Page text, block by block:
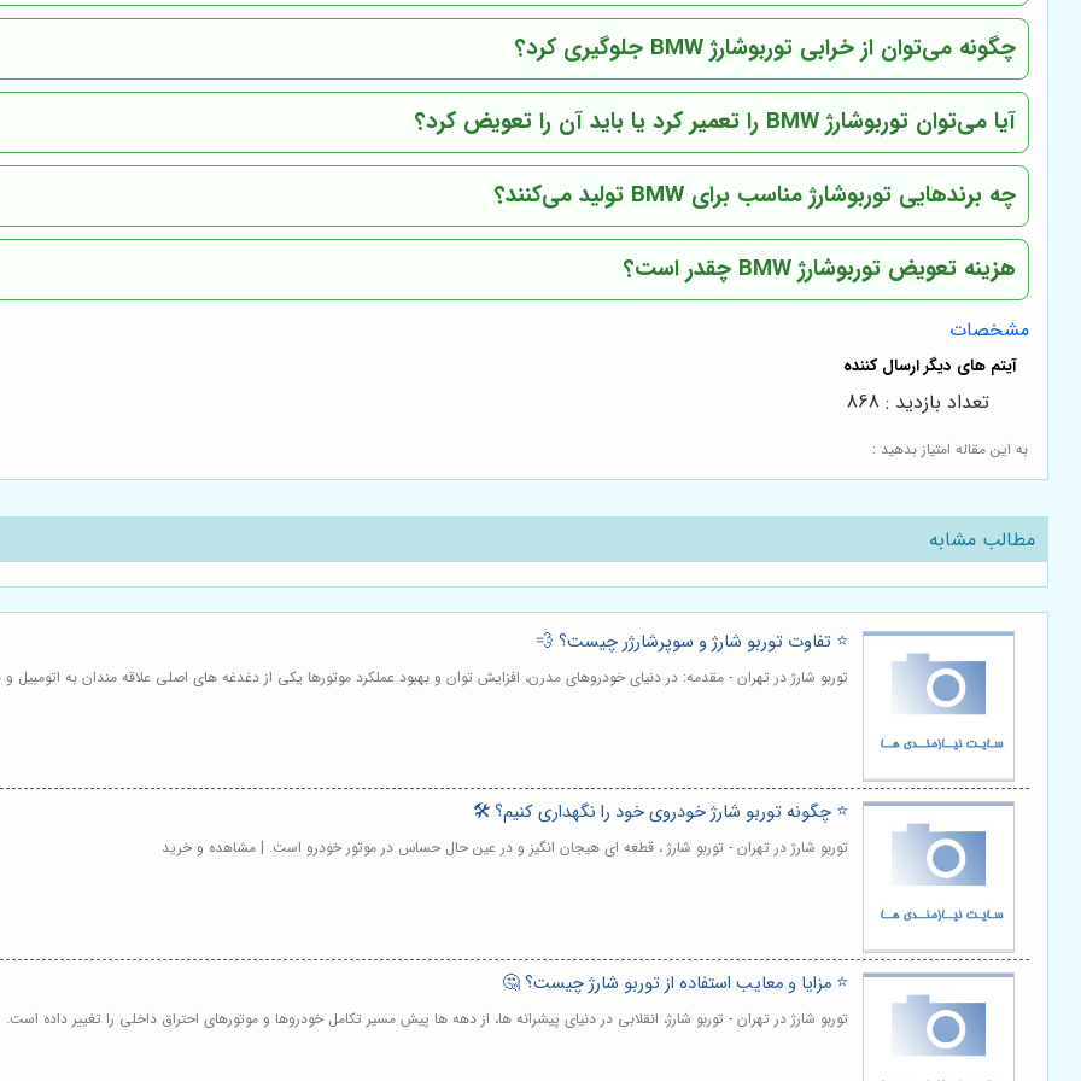
چگونه می‌توان از خرابی توربوشارژ BMW جلوگیری کرد؟
آیا می‌توان توربوشارژ BMW را تعمیر کرد یا باید آن را تعویض کرد؟
چه برندهایی توربوشارژ مناسب برای BMW تولید می‌کنند؟
هزینه تعویض توربوشارژ BMW چقدر است؟
مشخصات
به این مقاله امتیاز بدهید :
تعداد بازدید : 868
مطالب مشابه
⭐️ تفاوت توربو شارژ و سوپرشارژر چیست؟ 💨
توربو شارژ در تهران - مقدمه: در دنیای خودروهای مدرن، افزایش توان و بهبود عملکرد موتورها یکی از دغدغه های اصلی علاقه مندان به
⭐️ چگونه توربو شارژ خودروی خود را نگهداری کنیم؟ 🛠️
توربو شارژ در تهران - توربو شارژ ، قطعه ای هیجان انگیز و در عین حال حساس در موتور خودرو است. | مشاهده و خرید
⭐️ مزایا و معایب استفاده از توربو شارژ چیست؟ 🤔
توربو شارژ در تهران - توربو شارژ، انقلابی در دنیای پیشرانه ها، از دهه ها پیش مسیر تکامل خودروها و موتورهای احتراق داخلی را تغییر داده